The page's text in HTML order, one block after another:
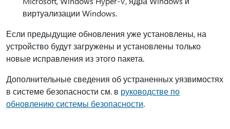
виртуализации Windows.
Если предыдущие обновления уже установлены, на
устройство будут загружены и установлены только
новые исправления из этого пакета.
Дополнительные сведения об устраненных уязвимостях
в системе безопасности см. в руководстве по
обновлению системы безопасности.